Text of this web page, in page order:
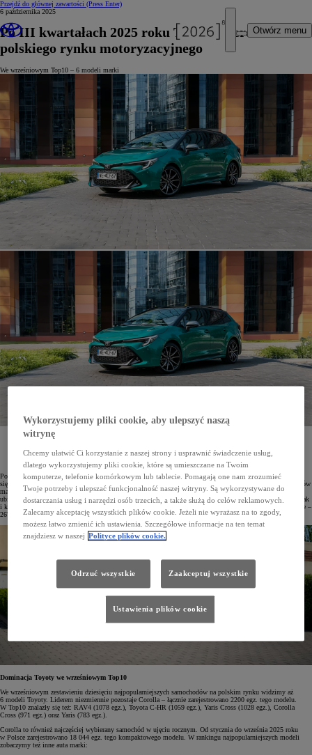
Przejdź do głównej zawartości (Press Enter)
Otwórz menu
6 października 2025
Po III kwartałach 2025 roku Toyota liderem
polskiego rynku motoryzacyjnego
We wrześniowym Top10 – 6 modeli marki
Od początku roku do września w Polsce zarejestrowano łącznie 77 146 osobowych i dostawczych
z udziałem wynoszącym 16,2%. Najchętniej kupowanym modelem marki w Polsce jest Corolla,
a w Top10 najczęściej rejestrowanych aut we wrześniu znalazło się aż 6 modeli Toyoty.
Po III kwartałach 2025 roku Toyota utrzymuje pozycję lidera polskiego rynku motoryzacyjnego z udziałem
sięgającym 16,2%. Od stycznia do września łącznie zarejestrowano 77 146 osobowych i dostawczych pojazdów
marki, 9182 – tylko we wrześniu, co stanowi wzrost o 15% w porównaniu z analogicznym miesiącem roku
ubiegłego. W dziewiątym miesiącu bieżącego roku Toyoty były najczęściej wybierane zarówno przez firmy, jak
i klientów indywidualnych. Przedsiębiorstwa zarejestrowały we wrześniu 6505 aut (+20%), a osoby prywatne –
2677 samochodów.
Dominacja Toyoty we wrześniowym Top10
We wrześniowym zestawieniu dziesięciu najpopularniejszych samochodów na polskim rynku widzimy aż
6 modeli Toyoty. Liderem niezmiennie pozostaje Corolla – łącznie zarejestrowano 2200 egz. tego modelu.
W Top10 znalazły się też: RAV4 (1078 egz.), Toyota C-HR (1059 egz.), Yaris Cross (1028 egz.), Corolla
Cross (971 egz.) oraz Yaris (783 egz.).
Corolla to również najczęściej wybierany samochód w ujęciu rocznym. Od stycznia do września 2025 roku
w Polsce zarejestrowano 18 044 egz. tego kompaktowego modelu. W rankingu najpopularniejszych modeli
zobaczymy też inne auta marki:
Wykorzystujemy pliki cookie, aby ulepszyć naszą
witrynę
Chcemy ułatwić Ci korzystanie z naszej strony i usprawnić świadczenie usług,
dlatego wykorzystujemy pliki cookie, które są umieszczane na Twoim
komputerze, telefonie komórkowym lub tablecie. Pomagają one nam zrozumieć
Twoje potrzeby i ulepszać funkcjonalność naszej witryny. Są wykorzystywane do
dostarczania usług i narzędzi osób trzecich, a także służą do celów reklamowych.
Zalecamy akceptację wszystkich plików cookie. Jeżeli nie wyrażasz na to zgody,
możesz łatwo zmienić ich ustawienia. Szczegółowe informacje na ten temat
znajdziesz w naszej Polityce plików cookie.
Odrzuć wszystkie Zaakceptuj wszystkie
Ustawienia plików cookie